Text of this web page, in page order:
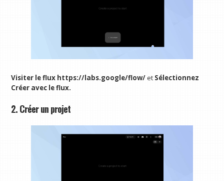
Visiter le flux https://labs.google/flow/et Sélectionnez
Créer avec le flux.
2. Créer un projet